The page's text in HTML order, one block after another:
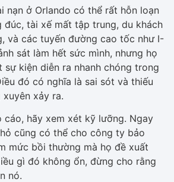
nạn ở Orlando có thể rất hỗn loạn
tài xế mất tập trung, du khách
và các tuyến đường cao tốc như I-
sát làm hết sức mình, nhưng họ
sự kiện diễn ra nhanh chóng trong
đó có nghĩa là sai sót và thiếu
xảy ra.
cáo, hãy xem xét kỹ lưỡng. Ngay
cũng có thể cho công ty bảo
mức bồi thường mà họ đề xuất
gì đó không ổn, đừng cho rằng
nó.